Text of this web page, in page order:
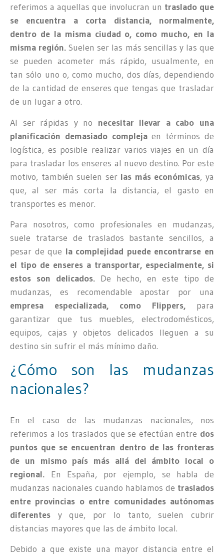
referimos a aquellas que involucran un traslado que
se encuentra a corta distancia, normalmente,
dentro de la misma ciudad o, como mucho, en la
misma región. Suelen ser las más sencillas y las que
se pueden acometer más rápido, usualmente, en
tan sólo uno o, como mucho, dos días, dependiendo
de la cantidad de enseres que tengas que trasladar
de un lugar a otro.
Al ser rápidas y no necesitar llevar a cabo una
planificación demasiado complejaen términos de
logística, es posible realizar varios viajes en un día
para trasladar los enseres al nuevo destino. Por este
motivo, también suelen serlas más económicas, ya
que, al ser más corta la distancia, el gasto en
transportes es menor.
Para nosotros, como profesionales en mudanzas,
suele tratarse de traslados bastante sencillos, a
pesar de que la complejidad puede encontrarse en
el tipo de enseres a transportar, especialmente, si
estos son delicados. De hecho, en este tipo de
mudanzas, es recomendable apostar por una
empresa especializada, como Flippers, para
garantizar que tus muebles, electrodomésticos,
equipos, cajas y objetos delicados lleguen a su
destino sin sufrir el más mínimo daño.
¿Cómo son las mudanzas
nacionales?
En el caso de las mudanzas nacionales, nos
referimos a los traslados que se efectúan entre dos
puntos que se encuentran dentro de las fronteras
de un mismo país más allá del ámbito local o
regional. En España, por ejemplo, se habla de
mudanzas nacionales cuando hablamos de traslados
entre provincias o entre comunidades autónomas
diferentes y que, por lo tanto, suelen cubrir
distancias mayores que las de ámbito local.
Debido a que existe una mayor distancia entre el